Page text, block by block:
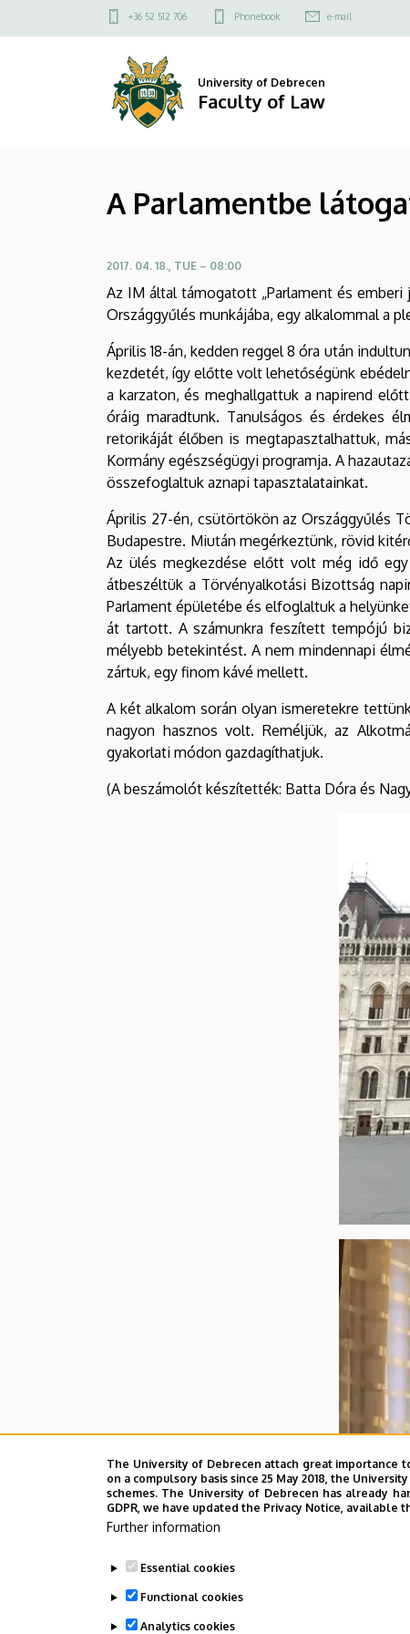
Parlamentbe
látogatott
to
Felső
menü
+36 52 512 706 Phonebook e-mail
University of Debrecen
Faculty of Law
A Parlamentbe
2017. 04. 18., TUE – 08:00
Az IM által támogatott „Parlament és
Országgyűlés munkájába, egy alkalommal a
Április 18-án, kedden reggel 8 óra után
kezdetét, így előtte volt lehetőségünk
a karzaton, és meghallgattuk a napirend
óráig maradtunk. Tanulságos és érdekes
retorikáját élőben is megtapasztalhattuk,
Kormány egészségügyi programja. A
összefoglaltuk aznapi tapasztalatainkat.
Április 27-én, csütörtökön az Országgyűlés
Budapestre. Miután megérkeztünk, rövid
Az ülés megkezdése előtt volt még idő
átbeszéltük a Törvényalkotási Bizottság
Parlament épületébe és elfoglaltuk a
át tartott. A számunkra feszített tempójú
mélyebb betekintést. A nem mindennapi
zártuk, egy finom kávé mellett.
A két alkalom során olyan ismeretekre
nagyon hasznos volt. Reméljük, az
gyakorlati módon gazdagíthatjuk.
(A beszámolót készítették: Batta Dóra és
The University of Debrecen attach great importance
on a compulsory basis since 25 May 2018, the
schemes. The University of Debrecen has already
GDPR, we have updated the Privacy Notice,
Further information
Essential cookies
Functional cookies
Analytics cookies